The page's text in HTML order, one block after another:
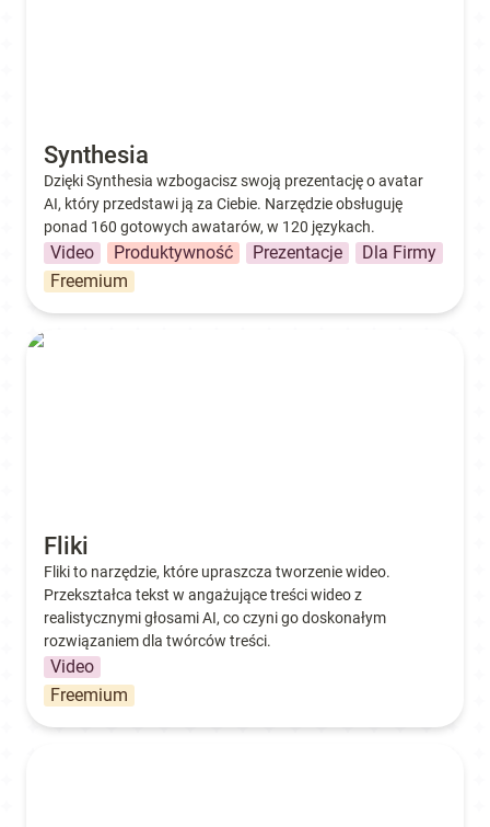
Synthesia
Dzięki Synthesia wzbogacisz swoją prezentację o avatar
AI, który przedstawi ją za Ciebie. Narzędzie obsługuję
ponad 160 gotowych awatarów, w 120 językach.
Video Produktywność Prezentacje
Dla Firmy
Freemium
Fliki
Fliki
Fliki to narzędzie, które upraszcza tworzenie wideo.
Przekształca tekst w angażujące treści wideo z
realistycznymi głosami AI, co czyni go doskonałym
rozwiązaniem dla twórców treści.
Video
Freemium